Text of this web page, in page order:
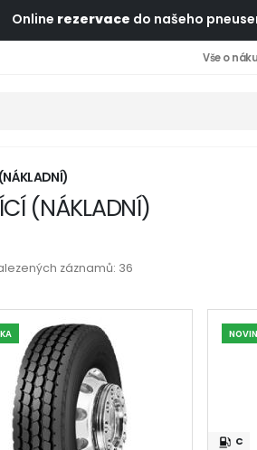
Online rezervace do našeho
Vše o
(NÁKLADNÍ)
záznamů: 36
C